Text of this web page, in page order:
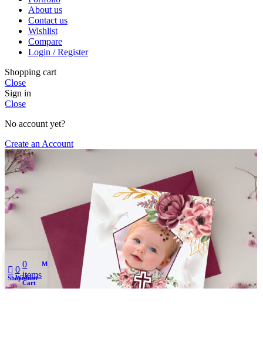
About us
Contact us
Wishlist
Compare
Login / Register
Shopping cart
Close
Sign in
Close
No account yet?
Create an Account
Shop
0
Wishlist
0
items
Cart
My account